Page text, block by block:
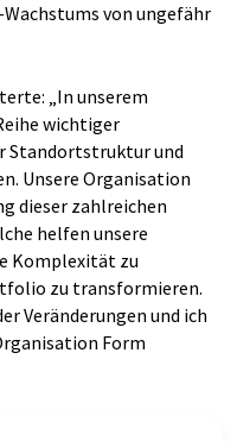
von ungefähr
„In unserem
wichtiger
Standortstruktur und
Unsere Organisation
dieser zahlreichen
helfen unsere
Komplexität zu
zu transformieren.
Veränderungen und ich
Form